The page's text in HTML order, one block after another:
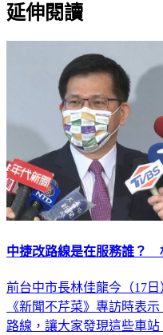
延伸閱讀
中捷改路線是在服務誰？
前台中市長林佳龍今（17
《新聞不芹菜》專訪時表
路線，讓大家發現這些車